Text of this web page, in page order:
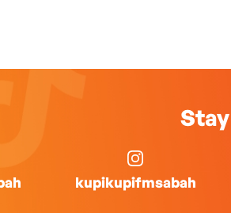
kupikupifmsabah